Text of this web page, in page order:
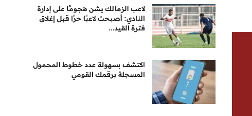
لاعب الزمالك يشن هجومًا على إدارة
النادي: أصبحت لاعبًا حرًا قبل إغلاق
فترة القيد...
اكتشف بسهولة عدد خطوط المحمول
المسجلة برقمك القومي